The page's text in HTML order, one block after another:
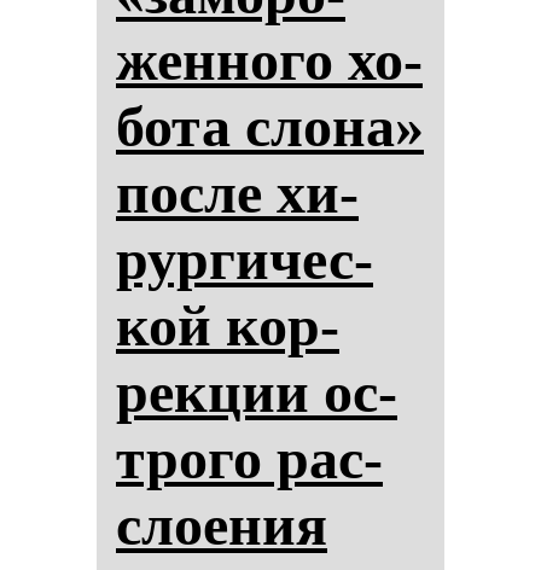
жен­но­го хо­
бо­та сло­на»
пос­ле хи­
рур­ги­чес­
кой кор­
рек­ции ос­
тро­го рас­
сло­ения